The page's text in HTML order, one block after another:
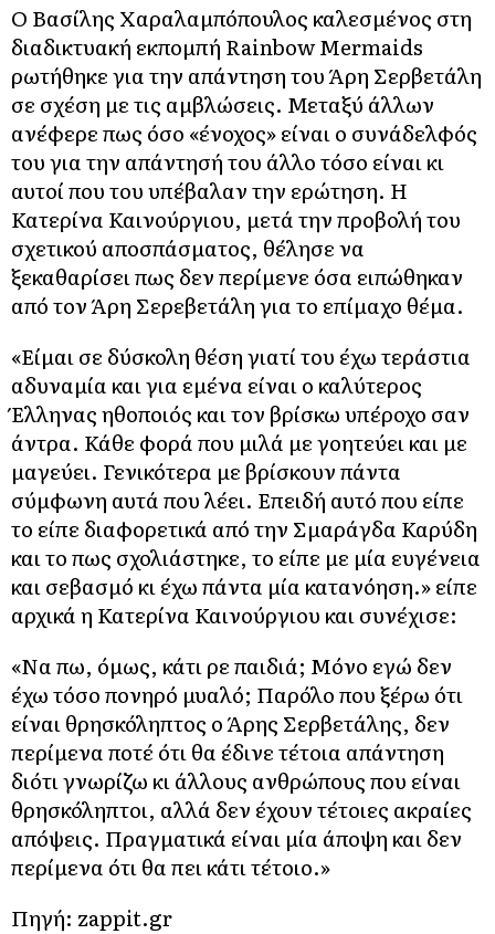
Ο Βασίλης Χαραλαμπόπουλος καλεσμένος στη
διαδικτυακή εκπομπή Rainbow Mermaids
ρωτήθηκε για την απάντηση του Άρη Σερβετάλη
σε σχέση με τις αμβλώσεις. Μεταξύ άλλων
ανέφερε πως όσο «ένοχος» είναι ο συνάδελφός
του για την απάντησή του άλλο τόσο είναι κι
αυτοί που του υπέβαλαν την ερώτηση. Η
Κατερίνα Καινούργιου, μετά την προβολή του
σχετικού αποσπάσματος, θέλησε να
ξεκαθαρίσει πως δεν περίμενε όσα ειπώθηκαν
από τον Άρη Σερεβετάλη για το επίμαχο θέμα.
«Είμαι σε δύσκολη θέση γιατί του έχω τεράστια
αδυναμία και για εμένα είναι ο καλύτερος
Έλληνας ηθοποιός και τον βρίσκω υπέροχο σαν
άντρα. Κάθε φορά που μιλά με γοητεύει και με
μαγεύει. Γενικότερα με βρίσκουν πάντα
σύμφωνη αυτά που λέει. Επειδή αυτό που είπε
το είπε διαφορετικά από την Σμαράγδα Καρύδη
και το πως σχολιάστηκε, το είπε με μία ευγένεια
και σεβασμό κι έχω πάντα μία κατανόηση.» είπε
αρχικά η Κατερίνα Καινούργιου και συνέχισε:
«Να πω, όμως, κάτι ρε παιδιά; Μόνο εγώ δεν
έχω τόσο πονηρό μυαλό; Παρόλο που ξέρω ότι
είναι θρησκόληπτος ο Άρης Σερβετάλης, δεν
περίμενα ποτέ ότι θα έδινε τέτοια απάντηση
διότι γνωρίζω κι άλλους ανθρώπους που είναι
θρησκόληπτοι, αλλά δεν έχουν τέτοιες ακραίες
απόψεις. Πραγματικά είναι μία άποψη και δεν
περίμενα ότι θα πει κάτι τέτοιο.»
Πηγή: zappit.gr